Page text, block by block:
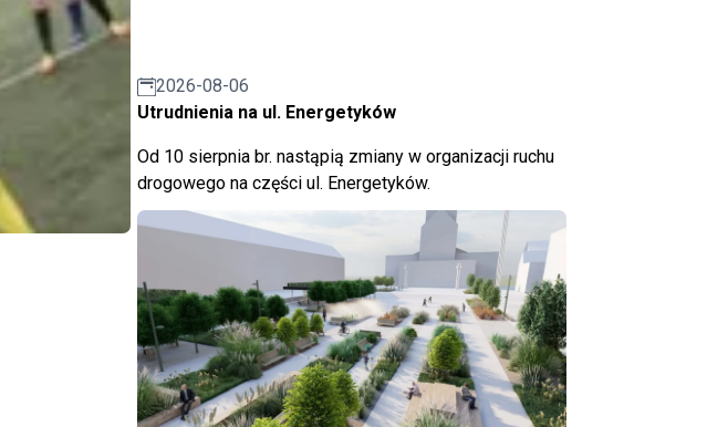
2026-08-06
Utrudnienia na ul. Energetyków
Od 10 sierpnia br. nastąpią zmiany w organizacji ruchu
drogowego na części ul. Energetyków.